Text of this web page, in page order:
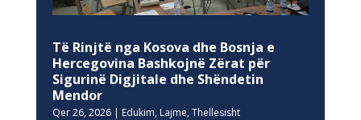
Të Rinjtë nga Kosova dhe Bosnja e
Hercegovina Bashkojnë Zërat për
Sigurinë Digjitale dhe Shëndetin
Mendor
Qer 26, 2026| Edukim, Lajme, Thellesisht